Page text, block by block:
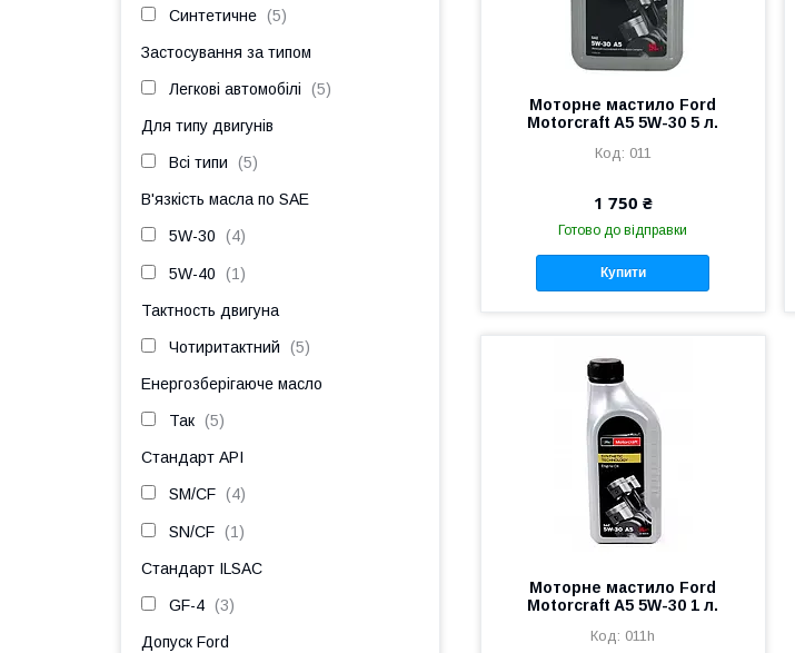
Моторне мастило Ford
Motorcraft A5 5W-30 5 л.
011
1 750 ₴
Готово до відправки
Купити
Моторне мастило Ford
Motorcraft A5 5W-30 1 л.
011h
Синтетичне 5
Застосування за типом
Легкові автомобілі 5
Для типу двигунів
Всі типи 5
В'язкість масла по SAE
5W-30 4
5W-40 1
Тактность двигуна
Чотиритактний 5
Енергозберігаюче масло
Так 5
Стандарт API
SM/CF 4
SN/CF 1
Стандарт ILSAC
GF-4 3
Допуск Ford